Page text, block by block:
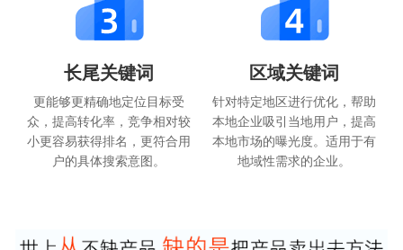
长尾关键词
更能够更精确地定位目标受
众，提高转化率，竞争相对较
小更容易获得排名，更符合用
户的具体搜索意图。
区域关键词
针对特定地区进行优化，帮助
本地企业吸引当地用户，提高
本地市场的曝光度。适用于有
地域性需求的企业。